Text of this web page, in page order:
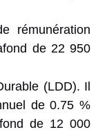
de 22 950
(LDD). Il
de 0.75 %
de 12 000